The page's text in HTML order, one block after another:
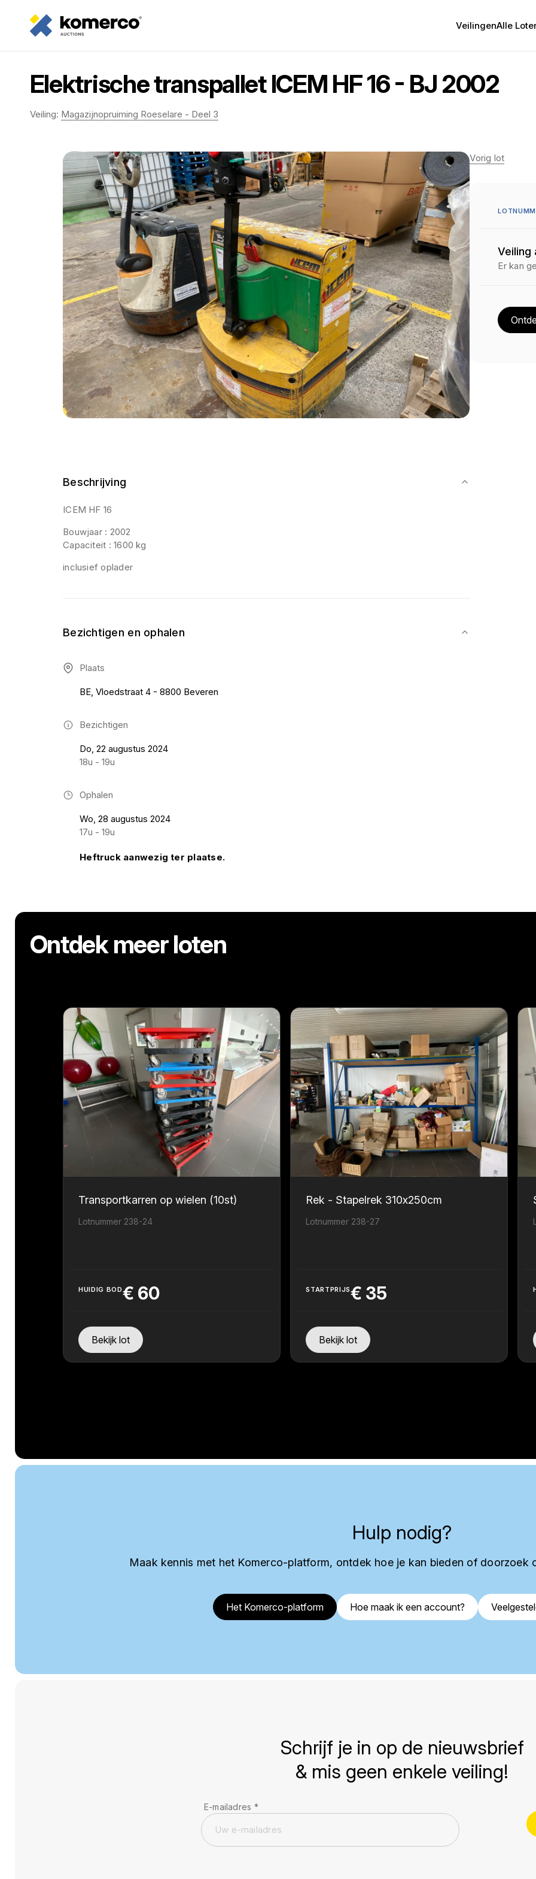
VeilingenAlle
Elektrische transpallet ICEM HF 16 - BJ 2002
Veiling: Magazijnopruiming Roeselare - Deel 3
Beschrijving
ICEM HF 16
Bouwjaar : 2002
Capaciteit : 1600 kg
inclusief oplader
Bezichtigen en ophalen
Plaats
BE, Vloedstraat 4 - 8800 Beveren
Bezichtigen
Do, 22 augustus 2024
18u - 19u
Ophalen
Wo, 28 augustus 2024
17u - 19u
Heftruck aanwezig ter plaatse.
Vorig lot
Veiling
Er kan
Ontdek meer loten
Transportkarren op wielen (10st)
Lotnummer 238-24
HUIDIG BOD€ 60
Bekijk lot
Rek - Stapelrek 310x250cm
Lotnummer 238-27
STARTPRIJS€ 35
Bekijk lot
Hulp nodig?
Maak kennis met het Komerco-platform, ontdek hoe je kan bieden of doorzoek
Het Komerco-platform Hoe maak ik een account?
Schrijf je in op de nieuwsbrief
& mis geen enkele veiling!
E-mailadres *